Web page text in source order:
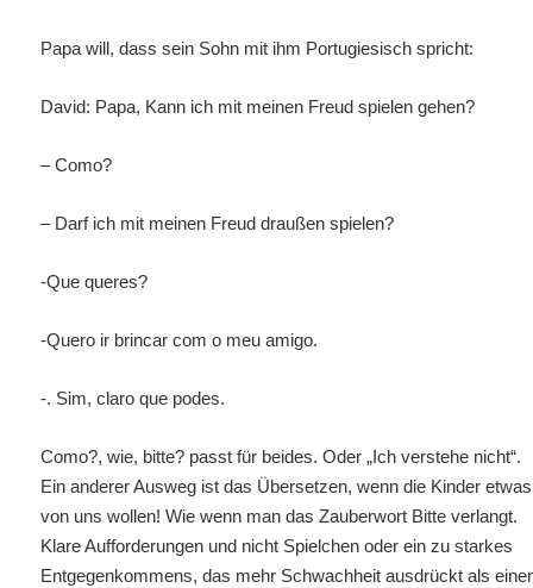
Papa will, dass sein Sohn mit ihm Portugiesisch spricht:
David: Papa, Kann ich mit meinen Freud spielen gehen?
– Como?
– Darf ich mit meinen Freud draußen spielen?
-Que queres?
-Quero ir brincar com o meu amigo.
-. Sim, claro que podes.
Como?, wie, bitte? passt für beides.Oder „Ich verstehe nicht“.
Ein anderer Ausweg ist das Übersetzen, wenn die Kinder etwas
von uns wollen! Wie wenn man das Zauberwort Bitte verlangt.
Klare Aufforderungen und nicht Spielchen oder ein zu starkes
Entgegenkommens, das mehr Schwachheit ausdrückt als